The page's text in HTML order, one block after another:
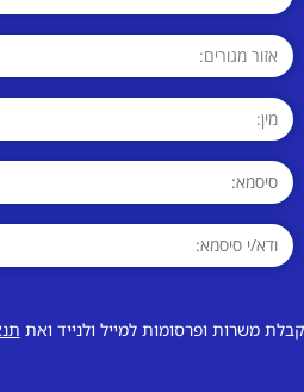
משרות ופרסומות למייל ולנייד ואת